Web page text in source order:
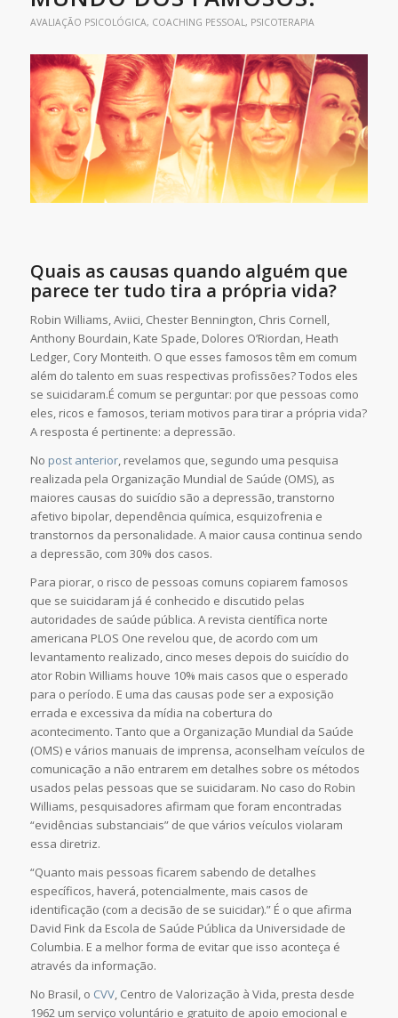
AVALIAÇÃO PSICOLÓGICA, COACHING PESSOAL, PSICOTERAPIA
Quais as causas quando alguém que
parece ter tudo tira a própria vida?
Robin Williams, Aviici, Chester Bennington, Chris Cornell,
Anthony Bourdain, Kate Spade, Dolores O’Riordan, Heath
Ledger, Cory Monteith. O que esses famosos têm em comum
além do talento em suas respectivas profissões? Todos eles
se suicidaram.É comum se perguntar: por que pessoas como
eles, ricos e famosos, teriam motivos para tirar a própria vida?
A resposta é pertinente: a depressão.
No post anterior, revelamos que, segundo uma pesquisa
realizada pela Organização Mundial de Saúde (OMS), as
maiores causas do suicídio são a depressão, transtorno
afetivo bipolar, dependência química, esquizofrenia e
transtornos da personalidade. A maior causa continua sendo
a depressão, com 30% dos casos.
Para piorar, o risco de pessoas comuns copiarem famosos
que se suicidaram já é conhecido e discutido pelas
autoridades de saúde pública. A revista científica norte
americana PLOS One revelou que, de acordo com um
levantamento realizado, cinco meses depois do suicídio do
ator Robin Williams houve 10% mais casos que o esperado
para o período. E uma das causas pode ser a exposição
errada e excessiva da mídia na cobertura do
acontecimento. Tanto que a Organização Mundial da Saúde
(OMS) e vários manuais de imprensa, aconselham veículos de
comunicação a não entrarem em detalhes sobre os métodos
usados pelas pessoas que se suicidaram. No caso do Robin
Williams, pesquisadores afirmam que foram encontradas
“evidências substanciais” de que vários veículos violaram
essa diretriz.
“Quanto mais pessoas ficarem sabendo de detalhes
específicos, haverá, potencialmente, mais casos de
identificação (com a decisão de se suicidar).” É o que afirma
David Fink da Escola de Saúde Pública da Universidade de
Columbia. E a melhor forma de evitar que isso aconteça é
através da informação.
No Brasil, o CVV, Centro de Valorização à Vida, presta desde
1962 um serviço voluntário e gratuito de apoio emocional e